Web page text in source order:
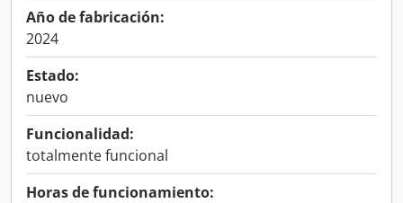
Año de fabricación:
2024
Estado:
nuevo
Funcionalidad:
totalmente funcional
Horas de funcionamiento: